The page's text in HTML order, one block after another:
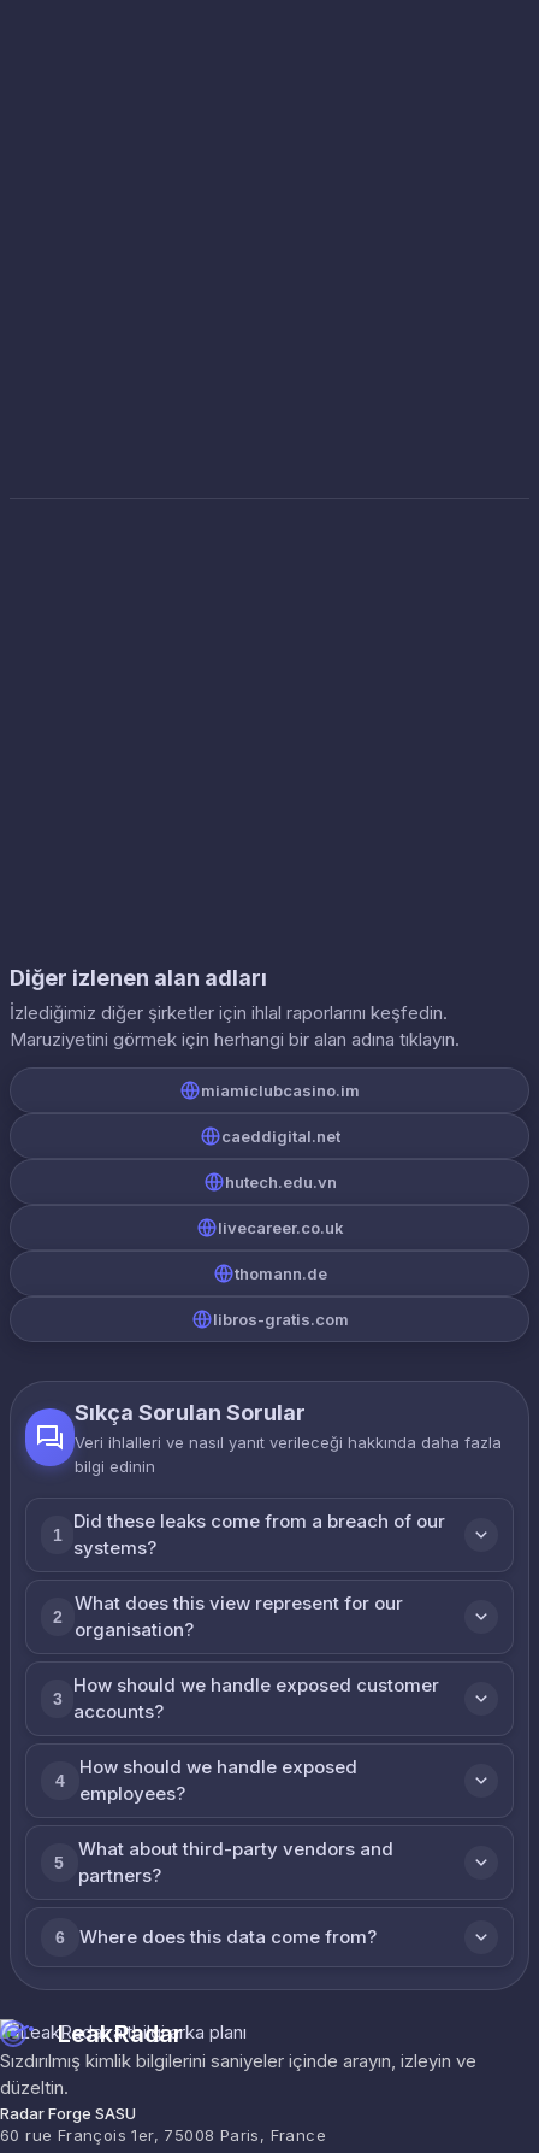
Diğer izlenen alan adları
İzlediğimiz diğer şirketler için ihlal raporlarını keşfedin.
Maruziyetini görmek için herhangi bir alan adına tıklayın.
miamiclubcasino.im
caeddigital.net
hutech.edu.vn
livecareer.co.uk
thomann.de
libros-gratis.com
Sıkça Sorulan Sorular
Veri ihlalleri ve nasıl yanıt verileceği hakkında daha fazla
bilgi edinin
1
Did these leaks come from a breach of our
systems?
2
What does this view represent for our
organisation?
3
How should we handle exposed customer
accounts?
4
How should we handle exposed
employees?
5
What about third-party vendors and
partners?
6 Where does this data come from?
LeakRadar
Sızdırılmış kimlik bilgilerini saniyeler içinde arayın, izleyin ve
düzeltin.
Radar Forge SASU
60 rue François 1er, 75008 Paris, France